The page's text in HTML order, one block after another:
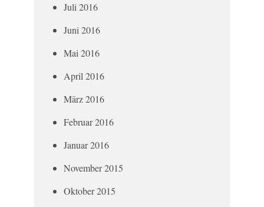
Juli 2016
Juni 2016
Mai 2016
April 2016
März 2016
Februar 2016
Januar 2016
November 2015
Oktober 2015